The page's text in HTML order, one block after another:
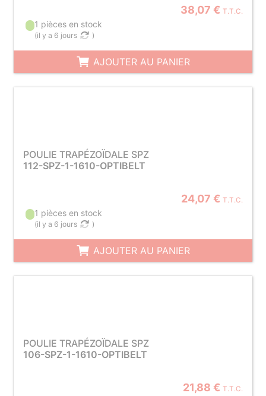
38,07 € T.T.C.
1 pièces en stock
(il y a 6 jours )
AJOUTER AU PANIER
POULIE TRAPÉZOÏDALE SPZ
112-SPZ-1-1610-OPTIBELT
24,07 € T.T.C.
1 pièces en stock
(il y a 6 jours )
AJOUTER AU PANIER
POULIE TRAPÉZOÏDALE SPZ
106-SPZ-1-1610-OPTIBELT
21,88 € T.T.C.